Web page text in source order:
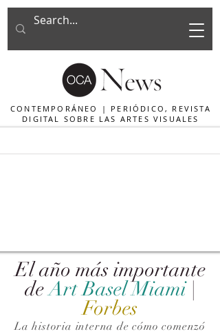
CONTEMPORÁNEO | PERIÓDICO, REVISTA
DIGITAL SOBRE LAS ARTES VISUALES
El año más importante
de Art Basel Miami |
Forbes
La historia interna de cómo comenzó